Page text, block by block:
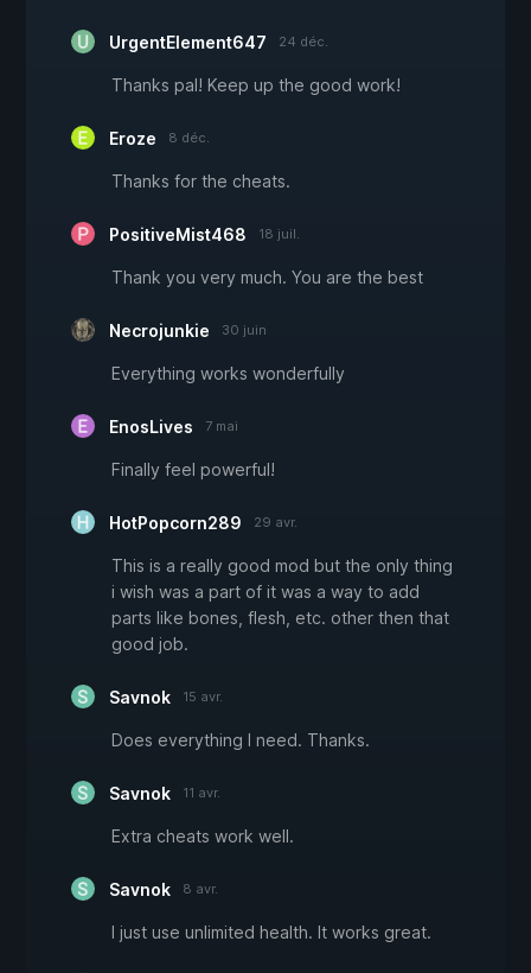
UrgentElement647 24 déc.
Thanks pal! Keep up the good work!
Eroze 8 déc.
Thanks for the cheats.
PositiveMist468 18 juil.
Thank you very much. You are the best
Necrojunkie 30 juin
Everything works wonderfully
EnosLives 7 mai
Finally feel powerful!
HotPopcorn289 29 avr.
This is a really good mod but the only thing
i wish was a part of it was a way to add
parts like bones, flesh, etc. other then that
good job.
Savnok 15 avr.
Does everything I need. Thanks.
Savnok 11 avr.
Extra cheats work well.
Savnok 8 avr.
I just use unlimited health. It works great.